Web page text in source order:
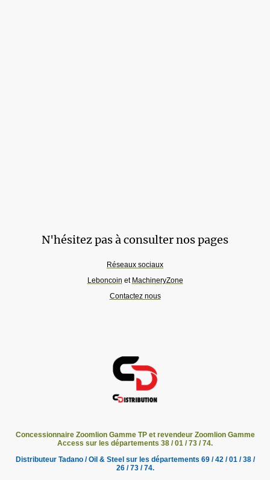
N'hésitez pas à consulter nos pages
Réseaux sociaux
Leboncoin et MachineryZone
Contactez nous
Concessionnaire Zoomlion Gamme TP et revendeur Zoomlion Gamme
Access sur les départements 38 / 01 / 73 / 74.
Distributeur Tadano / Oil & Steel sur les départements 69 / 42 / 01 / 38 /
26 / 73 / 74.